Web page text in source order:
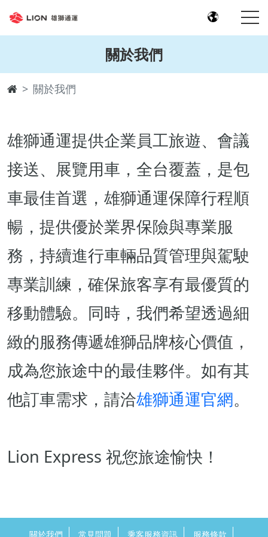
關於我們
關於我們
雄獅通運提供企業員工旅遊、會議
接送、展覽用車，全台覆蓋，是包
車最佳首選，雄獅通運保障行程順
暢，提供優於業界保險與專業服
務，持續進行車輛品質管理與駕駛
專業訓練，確保旅客享有最優質的
移動體驗。同時，我們希望透過細
緻的服務傳遞雄獅品牌核心價值，
成為您旅途中的最佳夥伴。如有其
他訂車需求，請洽雄獅通運官網。
Lion Express 祝您旅途愉快！
關於我們 常見問題 乘客服務資訊 服務條款